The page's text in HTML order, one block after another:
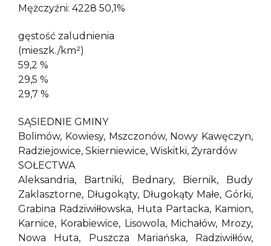
Mężczyźni: 4228 50,1%
gęstość zaludnienia
(mieszk./km²)
59,2 %
29,5 %
29,7 %
SĄSIEDNIE GMINY
Bolimów, Kowiesy, Mszczonów, Nowy Kawęczyn,
Radziejowice, Skierniewice, Wiskitki, Żyrardów
SOŁECTWA
Aleksandria, Bartniki, Bednary, Biernik, Budy
Zaklasztorne, Długokąty, Długokąty Małe, Górki,
Grabina Radziwiłłowska, Huta Partacka, Kamion,
Karnice, Korabiewice, Lisowola, Michałów, Mrozy,
Nowa Huta, Puszcza Mariańska, Radziwiłłów,